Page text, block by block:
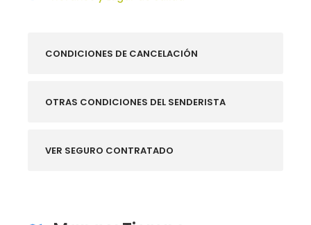
CONDICIONES DE CANCELACIÓN
OTRAS CONDICIONES DEL SENDERISTA
VER SEGURO CONTRATADO